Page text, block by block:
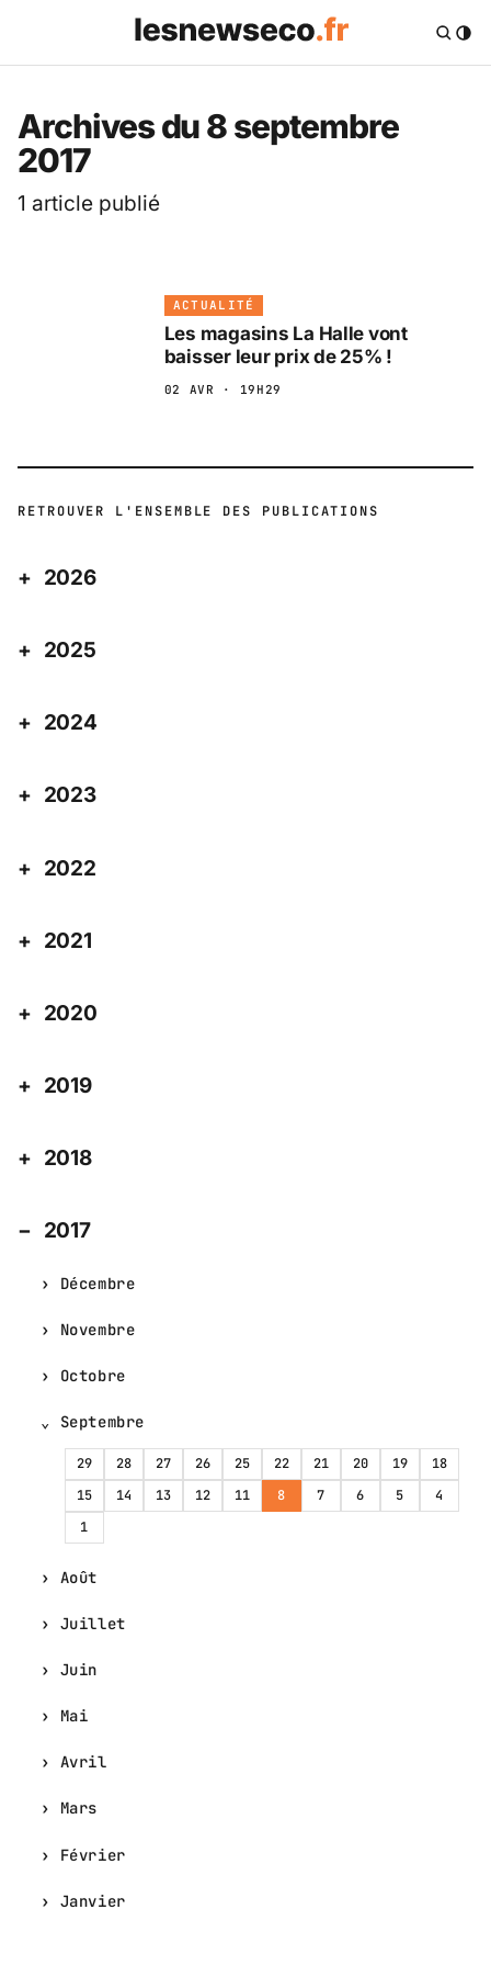
Les News Eco .fr —
Archives du 8 septembre
2017
1 article publié
ACTUALITÉ
Les magasins La Halle vont
baisser leur prix de 25% !
02 AVR · 19H29
RETROUVER L'ENSEMBLE DES PUBLICATIONS
2026
2025
2024
2023
2022
2021
2020
2019
2018
2017
Décembre
Novembre
Octobre
Septembre
29 28 27 26 25 22 21 20 19
18
15
14 13 12 11 8 7 6 5
4
1
Août
Juillet
Juin
Mai
Avril
Mars
Février
Janvier